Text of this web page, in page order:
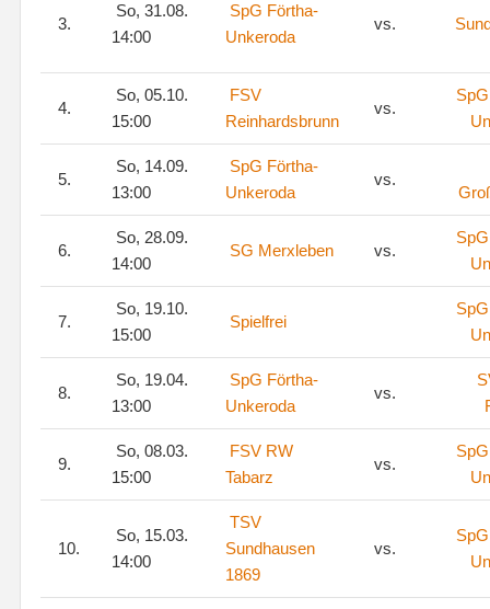
3.
So, 31.08.
14:00
SpG Förtha-
Unkeroda
vs.
4.
So, 05.10.
15:00
FSV
Reinhardsbrunn
vs.
5.
So, 14.09.
13:00
SpG Förtha-
Unkeroda
vs.
6.
So, 28.09.
14:00
SG Merxleben vs.
7.
So, 19.10.
15:00
Spielfrei
8.
So, 19.04.
13:00
SpG Förtha-
Unkeroda
vs.
9.
So, 08.03.
15:00
FSV RW
Tabarz
vs.
10.
So, 15.03.
14:00
TSV
Sundhausen
1869
vs.